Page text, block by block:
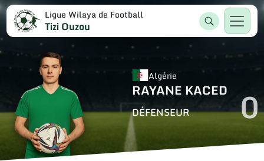
Ligue Wilaya de Football
Tizi Ouzou
Algérie
RAYANE KACED
DÉFENSEUR 0